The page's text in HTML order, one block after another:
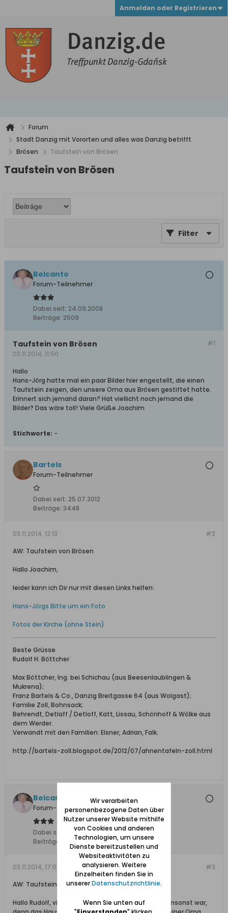
Anmelden oder Registrieren
Forum
Stadt Danzig mit Vororten und alles was Danzig betrifft
Brösen
Taufstein von Brösen
Taufstein von Brösen
Filter
Belcanto
Forum-Teilnehmer
Dabei seit: 24.09.2008
Beiträge: 2509
#1
Taufstein von Brösen
03.11.2014, 11:50
Hallo
Hans-Jörg hatte mal ein paar Bilder hier engestellt, die einen
Taufstein zeigen, den unsere Oma aus Brösen gestiftet hatte.
Erinnert sich jemand daran? Hat viellicht noch jemand die
Bilder? Das wäre toll! Viele Grüße Joachim
Stichworte: -
Bartels
Forum-Teilnehmer
Dabei seit: 25.07.2012
Beiträge: 3448
#2
03.11.2014, 12:13
AW: Taufstein von Brösen
Hallo Joachim,
leider kann ich Dir nur mit diesen Links helfen:
Hans-Jörgs Bitte um ein Foto
Fotos der Kirche (ohne Stein)
Beste Grüsse
Rudolf H. Böttcher
Max Böttcher, Ing. bei Schichau (aus Beesenlaublingen &
Mukrena);
Franz Bartels & Co., Danzig Breitgasse 64 (aus Wolgast);
Familie Zoll, Bohnsack;
Behrendt, Detlaff / Detloff, Katt, Lissau, Schönhoff & Wölke aus
dem Werder.
Verwandt mit den Familien: Elsner, Adrian, Falk.
http://bartels-zoll.blogspot.de/2012/07/ahnentafeln-zoll.html
Belcanto
Forum-Teilnehmer
Dabei seit:
24.09.2008
Beiträge:
2509
#3
03.11.2014, 17:05
AW: Taufstein von Brösen
Hallo Rudolf, vielen Dank für deine Hilfe die nicht umsonst war,
Wir verarbeiten
personenbezogene Daten über
Nutzer unserer Website mithilfe
von Cookies und anderen
Technologien, um unsere
Dienste bereitzustellen und
Websiteaktivitäten zu
analysieren. Weitere
Einzelheiten finden Sie in
unsererDatenschutzrichtlinie.
Wenn Sie unten auf